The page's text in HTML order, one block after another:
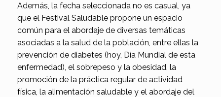
Además, la fecha seleccionada no es casual, ya
que el Festival Saludable propone un espacio
común para el abordaje de diversas temáticas
asociadas a la salud de la población, entre ellas la
prevención de diabetes (hoy, Día Mundial de esta
enfermedad), el sobrepeso y la obesidad, la
promoción de la práctica regular de actividad
física, la alimentación saludable y el abordaje del